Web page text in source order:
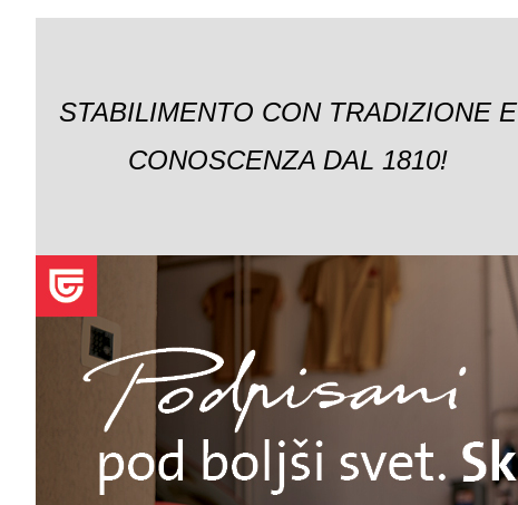
STABILIMENTO CON TRADIZIONE E
CONOSCENZA DAL 1810!